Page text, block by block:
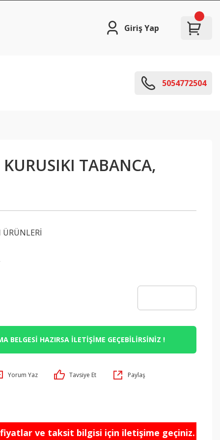
Giriş Yap
5054772504
TABANCA,
ÜRÜNLERİ
BELGESİ HAZIRSA İLETİŞİME GEÇEBİLİRSİNİZ !
Yorum Yaz Tavsiye Et Paylaş
ve taksit bilgisi için iletişime geçiniz.